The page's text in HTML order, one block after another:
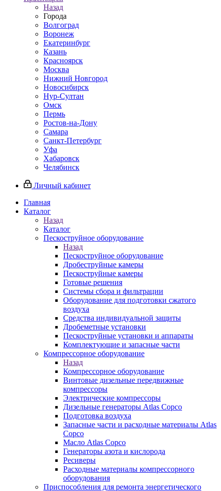
Назад
Города
Волгоград
Воронеж
Екатеринбург
Казань
Красноярск
Москва
Нижний Новгород
Новосибирск
Нур-Султан
Омск
Пермь
Ростов-на-Дону
Самара
Санкт-Петербург
Уфа
Хабаровск
Челябинск
Личный кабинет
Главная
Каталог
Назад
Каталог
Пескоструйное оборудование
Назад
Пескоструйное оборудование
Дробеструйные камеры
Пескоструйные камеры
Готовые решения
Системы сбора и фильтрации
Оборудование для подготовки сжатого
воздуха
Средства индивидуальной защиты
Дробеметные установки
Пескоструйные установки и аппараты
Комплектующие и запасные части
Компрессорное оборудование
Назад
Компрессорное оборудование
Винтовые дизельные передвижные
компрессоры
Электрические компрессоры
Дизельные генераторы Atlas Copco
Подготовка воздуха
Запасные части и расходные материалы Atlas
Copco
Масло Atlas Copco
Генераторы азота и кислорода
Ресиверы
Расходные материалы компрессорного
оборудования
Приспособления для ремонта энергетического